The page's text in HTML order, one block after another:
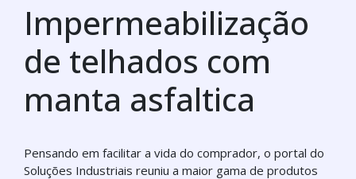
Impermeabilização
de telhados com
manta asfaltica
Pensando em facilitar a vida do comprador, o portal do
Soluções Industriais reuniu a maior gama de produtos